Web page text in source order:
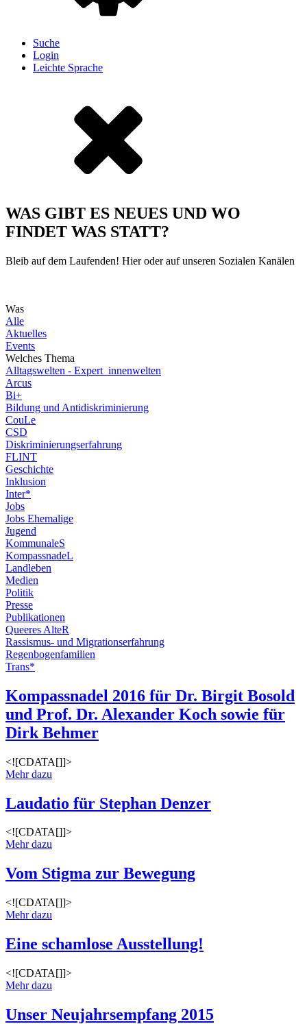
Suche
Login
Leichte Sprache
WAS GIBT ES NEUES UND WO
FINDET WAS STATT?
Bleib auf dem Laufenden! Hier oder auf unseren Sozialen Kanälen
Was
Alle
Aktuelles
Events
Welches Thema
Alltagswelten - Expert_innenwelten
Arcus
Bi+
Bildung und Antidiskriminierung
CouLe
CSD
Diskriminierungserfahrung
FLINT
Geschichte
Inklusion
Inter*
Jobs
Jobs Ehemalige
Jugend
KommunaleS
KompassnadeL
Landleben
Medien
Politik
Presse
Publikationen
Queeres AlteR
Rassismus- und Migrationserfahrung
Regenbogenfamilien
Trans*
Kompassnadel 2016 für Dr. Birgit Bosold
und Prof. Dr. Alexander Koch sowie für
Dirk Behmer
<![CDATA[]]>
Mehr dazu
Laudatio für Stephan Denzer
<![CDATA[]]>
Mehr dazu
Vom Stigma zur Bewegung
<![CDATA[]]>
Mehr dazu
Eine schamlose Ausstellung!
<![CDATA[]]>
Mehr dazu
Unser Neujahrsempfang 2015